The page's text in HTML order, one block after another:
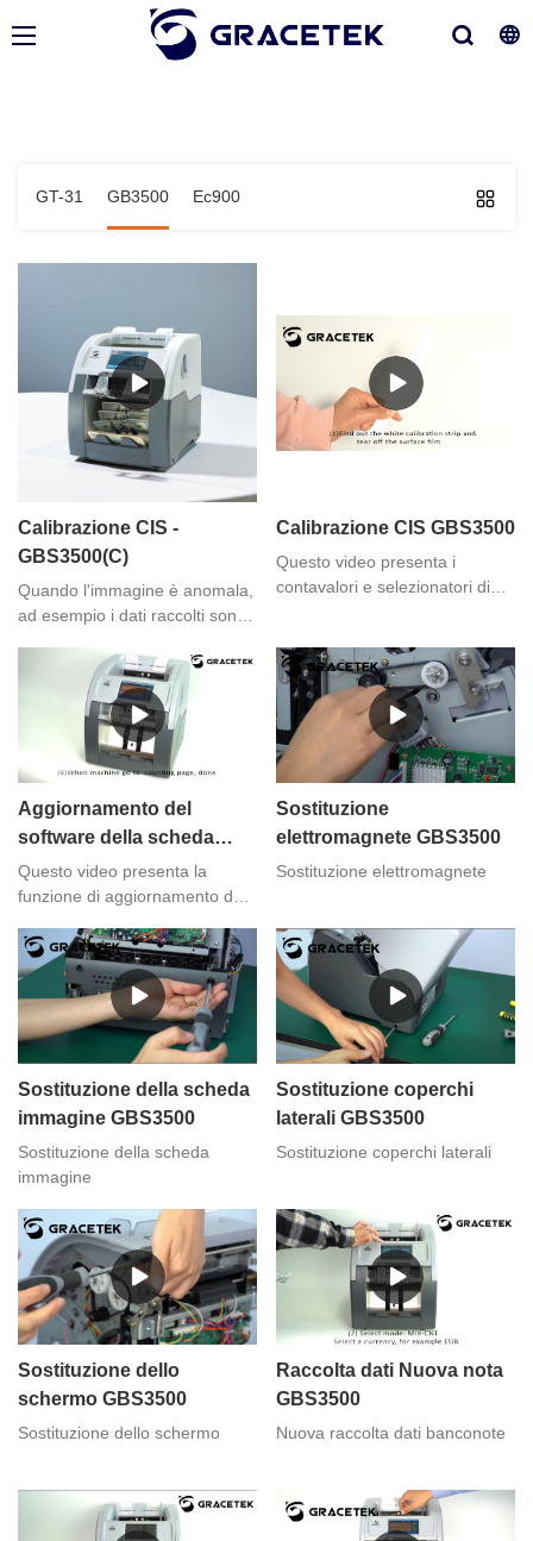
GT-31 GB3500 Ec900
Calibrazione CIS -
GBS3500(C)
Quando l'immagine è anomala,
ad esempio i dati raccolti sono
è necessario correggere il CIS.
Calibrazione CIS GBS3500
Questo video presenta i
contavalori e selezionatori di
esigenze, puoi contattarci
Aggiornamento del
software della scheda
immagine GBS3500
Questo video presenta la
funzione di aggiornamento del
GBS3500 dei contatori e
selezionatori di banconote
GRACE, se hai qualche
esigenza puoi contattarci
Sostituzione
elettromagnete GBS3500
Sostituzione elettromagnete
Sostituzione della scheda
immagine GBS3500
Sostituzione della scheda
immagine
Sostituzione coperchi
laterali GBS3500
Sostituzione coperchi laterali
Sostituzione dello
schermo GBS3500
Sostituzione dello schermo
Raccolta dati Nuova nota
GBS3500
Nuova raccolta dati banconote